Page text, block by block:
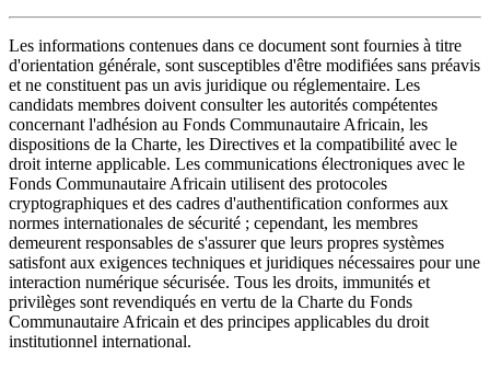
Les informations contenues dans ce document sont fournies à titre
d'orientation générale, sont susceptibles d'être modifiées sans préavis
et ne constituent pas un avis juridique ou réglementaire. Les
candidats membres doivent consulter les autorités compétentes
concernant l'adhésion au Fonds Communautaire Africain, les
dispositions de la Charte, les Directives et la compatibilité avec le
droit interne applicable. Les communications électroniques avec le
Fonds Communautaire Africain utilisent des protocoles
cryptographiques et des cadres d'authentification conformes aux
normes internationales de sécurité ; cependant, les membres
demeurent responsables de s'assurer que leurs propres systèmes
satisfont aux exigences techniques et juridiques nécessaires pour une
interaction numérique sécurisée. Tous les droits, immunités et
privilèges sont revendiqués en vertu de la Charte du Fonds
Communautaire Africain et des principes applicables du droit
institutionnel international.